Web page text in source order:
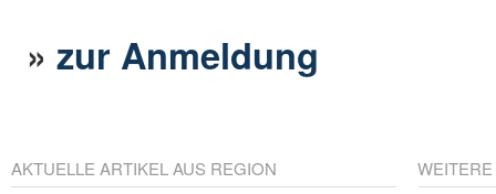
»zur Anmeldung
AKTUELLE ARTIKEL AUS REGION